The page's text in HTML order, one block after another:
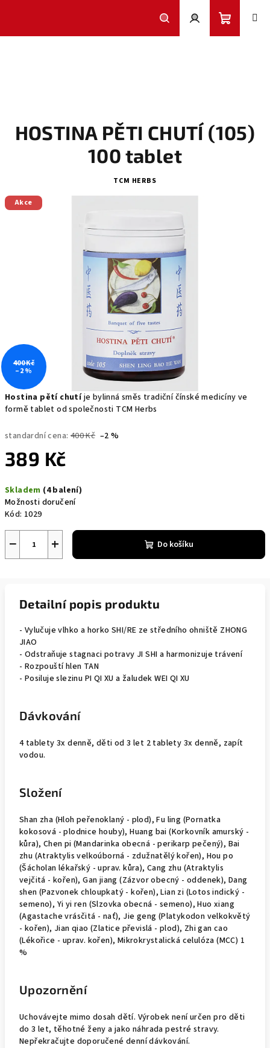
Hledat PřihlášeníNákupní
Hostina pětí chutíje bylinná směs tradiční čínské medicíny ve
formě tablet od společnosti TCM Herbs
standardní cena: 400 Kč –2 %
389 Kč
cena:
Skladem (4 balení)
Možnosti doručení
Kód: 1029
+
− Do košíku
HOSTINA PĚTI CHUTÍ (105)
100 tablet
TCM HERBS
Akce
400 Kč
–2 %
Detailní popis produktu
- Vylučuje vlhko a horko SHI/RE ze středního ohniště ZHONG
JIAO
- Odstraňuje stagnaci potravy JI SHI a harmonizuje trávení
- Rozpouští hlen TAN
- Posiluje slezinu PI QI XU a žaludek WEI QI XU
Dávkování
4 tablety 3x denně, děti od 3 let 2 tablety 3x denně, zapít
vodou.
Složení
Shan zha (Hloh peřenoklaný - plod), Fu ling (Pornatka
kokosová - plodnice houby), Huang bai (Korkovník amurský -
kůra), Chen pi (Mandarinka obecná - perikarp pečený), Bai
zhu (Atraktylis velkoúborná - zdužnatělý kořen), Hou po
(Šácholan lékařský - uprav. kůra), Cang zhu (Atraktylis
vejčitá - kořen), Gan jiang (Zázvor obecný - oddenek), Dang
shen (Pazvonek chloupkatý - kořen), Lian zi (Lotos indický -
semeno), Yi yi ren (Slzovka obecná - semeno), Huo xiang
(Agastache vrásčitá - nať), Jie geng (Platykodon velkokvětý
- kořen), Jian qiao (Zlatice převislá - plod), Zhi gan cao
(Lékořice - uprav. kořen), Mikrokrystalická celulóza (MCC) 1
%
Upozornění
Uchovávejte mimo dosah dětí. Výrobek není určen pro děti
do 3 let, těhotné ženy a jako náhrada pestré stravy.
Nepřekračujte doporučené denní dávkování.